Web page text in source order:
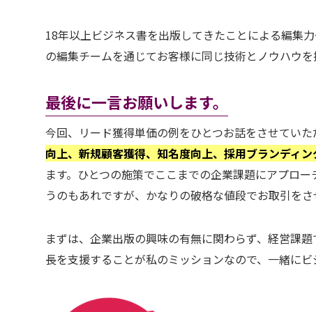
18年以上ビジネス書を出版してきたことによる編集
の編集チームを通じてお客様に同じ技術とノウハウを
最後に一言お願いします。
今回、リード獲得単価の例をひとつお話をさせてい
向上、新規顧客獲得、知名度向上、採用ブランディ
ます。ひとつの施策でここまでの企業課題にアプロー
うのもあれですが、かなりの破格な値段でお取引を
まずは、企業出版の興味の有無に関わらず、経営課
長を支援することが私のミッションなので、一緒に